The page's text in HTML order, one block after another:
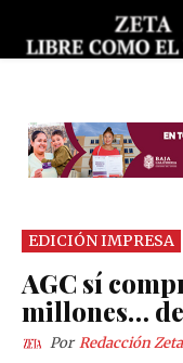
EDICIÓN IMPRESA
AGC sí
millones…
Por Redacción Zeta